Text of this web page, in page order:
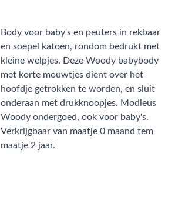
Body voor baby's en peuters in rekbaar
en soepel katoen, rondom bedrukt met
kleine welpjes. Deze Woody babybody
met korte mouwtjes dient over het
hoofdje getrokken te worden, en sluit
onderaan met drukknoopjes. Modieus
Woody ondergoed, ook voor baby's.
Verkrijgbaar van maatje 0 maand tem
maatje 2 jaar.